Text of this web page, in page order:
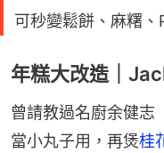
可秒變鬆餅、麻糬、
年糕大改造｜
曾請教過名廚余健志
當小丸子用，再煲桂